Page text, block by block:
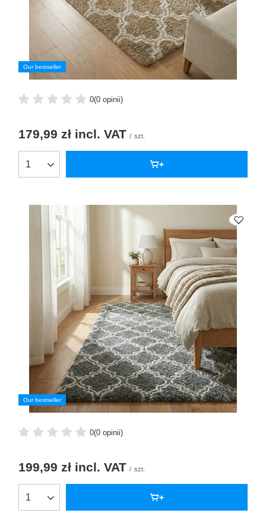
Our bestseller
0(0 opinii)
179,99 zł incl. VAT / szt.
Our bestseller
0(0 opinii)
199,99 zł incl. VAT / szt.